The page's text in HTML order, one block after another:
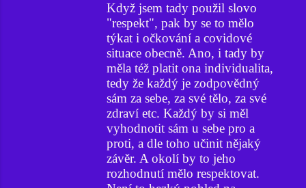
Když jsem tady použil slovo
"respekt", pak by se to mělo
týkat i očkování a covidové
situace obecně. Ano, i tady by
měla též platit ona individualita,
tedy že každý je zodpovědný
sám za sebe, za své tělo, za své
zdraví etc. Každý by si měl
vyhodnotit sám u sebe pro a
proti, a dle toho učinit nějaký
závěr. A okolí by to jeho
rozhodnutí mělo respektovat.